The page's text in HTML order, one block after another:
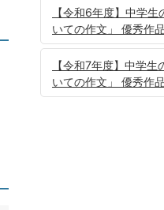
【令和6年度】中学生
いての作文」 優秀作品
【令和7年度】中学生
いての作文」 優秀作品